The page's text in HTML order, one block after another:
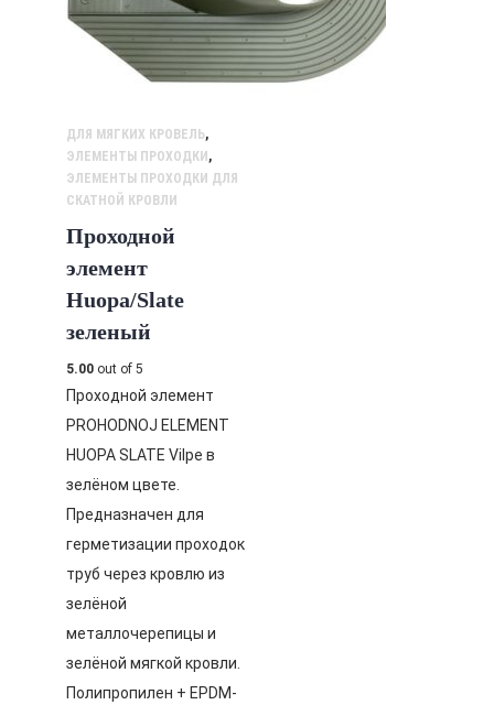
ДЛЯ МЯГКИХ КРОВЕЛЬ,
ЭЛЕМЕНТЫ ПРОХОДКИ ,
ЭЛЕМЕНТЫ ПРОХОДКИ ДЛЯ
СКАТНОЙ КРОВЛИ
Проходной
элемент
Huopa/Slate
зеленый
5.00 out of 5
Проходной элемент
PROHODNOJ ELEMENT
HUOPA SLATE Vilpe в
зелёном цвете.
Предназначен для
герметизации проходок
труб через кровлю из
зелёной
металлочерепицы и
зелёной мягкой кровли.
Полипропилен + EPDM-